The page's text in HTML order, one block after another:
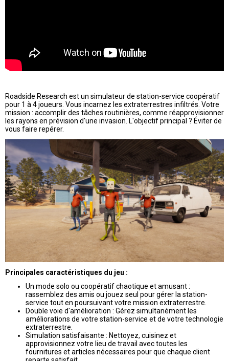
Roadside Research est un simulateur de station-service coopératif
pour 1 à 4 joueurs. Vous incarnez les extraterrestres infiltrés. Votre
mission : accomplir des tâches routinières, comme réapprovisionner
les rayons en prévision d'une invasion. L'objectif principal ? Éviter de
vous faire repérer.
Principales caractéristiques du jeu :
Un mode solo ou coopératif chaotique et amusant :
rassemblez des amis ou jouez seul pour gérer la station-
service tout en poursuivant votre mission extraterrestre.
Double voie d'amélioration : Gérez simultanément les
améliorations de votre station-service et de votre technologie
extraterrestre.
Simulation satisfaisante : Nettoyez, cuisinez et
approvisionnez votre lieu de travail avec toutes les
fournitures et articles nécessaires pour que chaque client